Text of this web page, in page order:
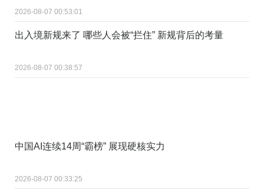
2026-08-07 00:53:01
出入境新规来了 哪些人会被“拦住” 新规背后的考量
2026-08-07 00:38:57
中国AI连续14周“霸榜” 展现硬核实力
2026-08-07 00:33:25